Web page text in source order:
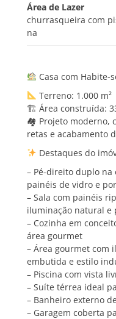
Área de Lazer
churrasqueira com
na
Casa com Habite-
Terreno: 1.000 m²
🏗 Área construída:
🏘 Projeto moderno,
retas e acabamento
Destaques do
– Pé-direito duplo
painéis de vidro e
– Sala com painéis
iluminação natural e
– Cozinha em
área gourmet
– Área gourmet com
embutida e estilo
– Piscina com vista
– Suíte térrea ideal
– Banheiro externo
– Garagem coberta